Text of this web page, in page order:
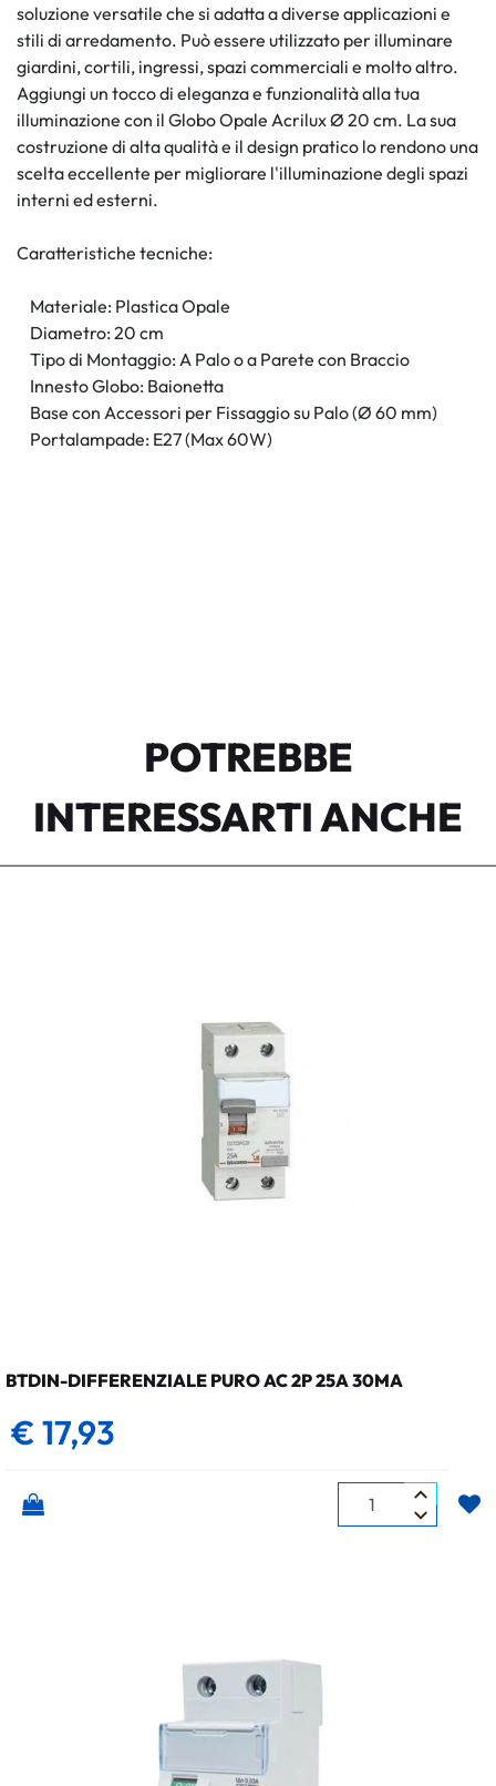
soluzione versatile che si adatta a diverse applicazioni e
stili di arredamento. Può essere utilizzato per illuminare
giardini, cortili, ingressi, spazi commerciali e molto altro.
Aggiungi un tocco di eleganza e funzionalità alla tua
illuminazione con il Globo Opale Acrilux Ø 20 cm. La sua
costruzione di alta qualità e il design pratico lo rendono una
scelta eccellente per migliorare l'illuminazione degli spazi
interni ed esterni.
Caratteristiche tecniche:
Materiale: Plastica Opale
Diametro: 20 cm
Tipo di Montaggio: A Palo o a Parete con Braccio
Innesto Globo: Baionetta
Base con Accessori per Fissaggio su Palo (Ø 60 mm)
Portalampade: E27 (Max 60W)
POTREBBE
INTERESSARTI ANCHE
BTDIN-DIFFERENZIALE PURO AC 2P 25A 30MA
€ 17,93
Quantità